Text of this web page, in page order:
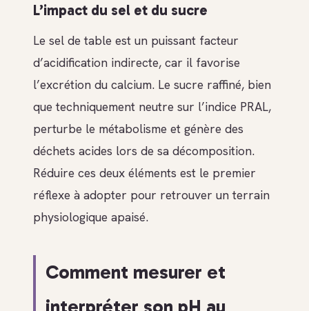
L’impact du sel et du sucre
Le sel de table est un puissant facteur
d’acidification indirecte, car il favorise
l’excrétion du calcium. Le sucre raffiné, bien
que techniquement neutre sur l’indice PRAL,
perturbe le métabolisme et génère des
déchets acides lors de sa décomposition.
Réduire ces deux éléments est le premier
réflexe à adopter pour retrouver un terrain
physiologique apaisé.
Comment mesurer et
interpréter son pH au